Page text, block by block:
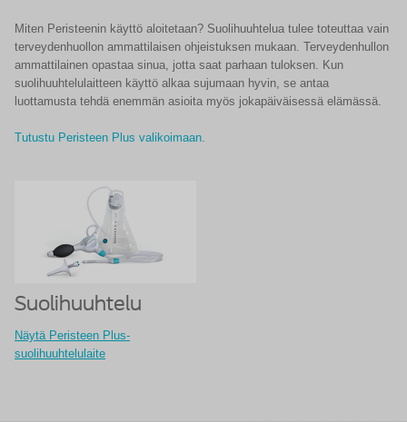
Miten Peristeenin käyttö aloitetaan? Suolihuuhtelua tulee toteuttaa vain
terveydenhuollon ammattilaisen ohjeistuksen mukaan. Terveydenhullon
ammattilainen opastaa sinua, jotta saat parhaan tuloksen. Kun
suolihuuhtelulaitteen käyttö alkaa sujumaan hyvin, se antaa
luottamusta tehdä enemmän asioita myös jokapäiväisessä elämässä.
Tutustu Peristeen Plus valikoimaan.
Suolihuuhtelu
Näytä Peristeen Plus-
suolihuuhtelulaite